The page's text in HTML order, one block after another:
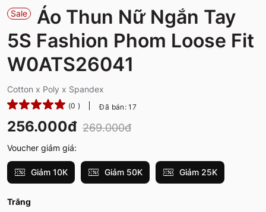
Sale
Áo Thun Nữ Ngắn Tay
5S Fashion Phom Loose Fit
W0ATS26041
Cotton x Poly x Spandex
(0 ) Đã bán: 17
256.000đ 269.000đ
Voucher giảm giá:
Giảm 10K Giảm 50K Giảm 25K
Trắng